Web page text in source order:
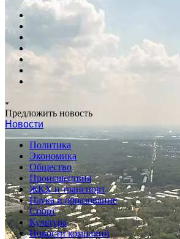
Предложить новость
Новости
Политика
Экономика
Общество
Происшествия
ЖКХ и транспорт
Наука и образование
Спорт
Культура
Новости компаний